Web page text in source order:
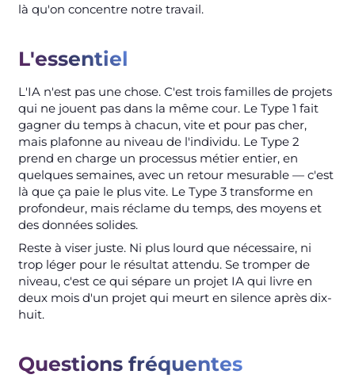
là qu'on concentre notre travail.
L'essentiel
L'IA n'est pas une chose. C'est trois familles de projets
qui ne jouent pas dans la même cour. Le Type 1 fait
gagner du temps à chacun, vite et pour pas cher,
mais plafonne au niveau de l'individu. Le Type 2
prend en charge un processus métier entier, en
quelques semaines, avec un retour mesurable — c'est
là que ça paie le plus vite. Le Type 3 transforme en
profondeur, mais réclame du temps, des moyens et
des données solides.
Reste à viser juste. Ni plus lourd que nécessaire, ni
trop léger pour le résultat attendu. Se tromper de
niveau, c'est ce qui sépare un projet IA qui livre en
deux mois d'un projet qui meurt en silence après dix-
huit.
Questions fréquentes